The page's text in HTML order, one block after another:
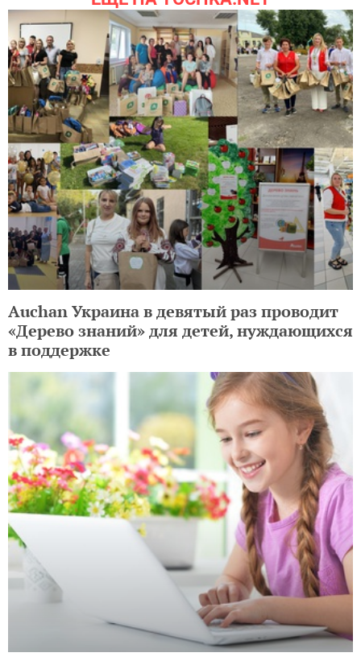
Auchan Украина в девятый раз проводит
«Дерево знаний» для детей, нуждающихся
в поддержке